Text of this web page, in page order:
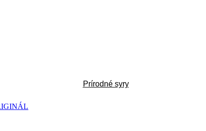
Prírodné syry